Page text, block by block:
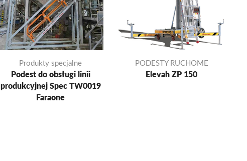
Produkty specjalne
Podest do obsługi linii
produkcyjnej Spec TW0019
Faraone
PODESTY RUCHOME
Elevah ZP 150